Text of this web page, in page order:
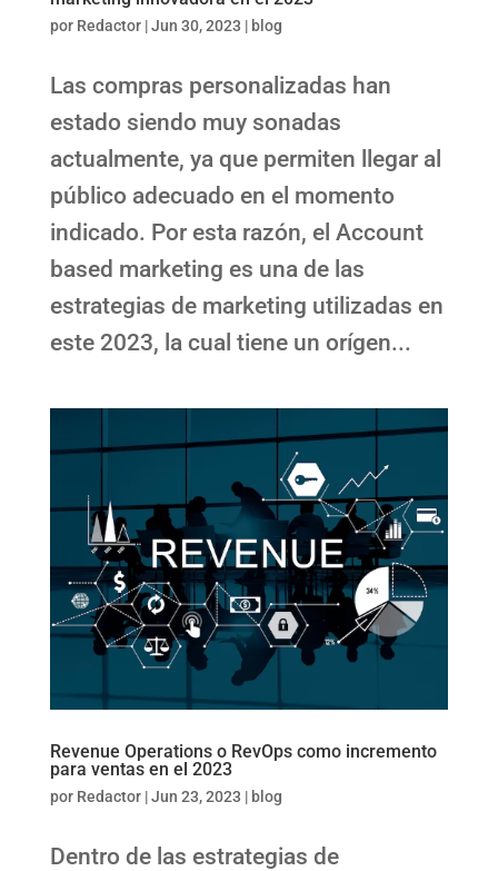
por Redactor|Jun 30, 2023 | blog
Las compras personalizadas han
estado siendo muy sonadas
actualmente, ya que permiten llegar al
público adecuado en el momento
indicado. Por esta razón, el Account
based marketing es una de las
estrategias de marketing utilizadas en
este 2023, la cual tiene un orígen...
Revenue Operations o RevOps como incremento
para ventas en el 2023
por Redactor|Jun 23, 2023 | blog
Dentro de las estrategias de